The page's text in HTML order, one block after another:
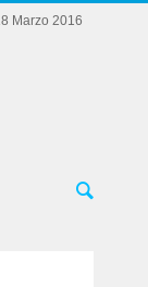
Marzo 2016